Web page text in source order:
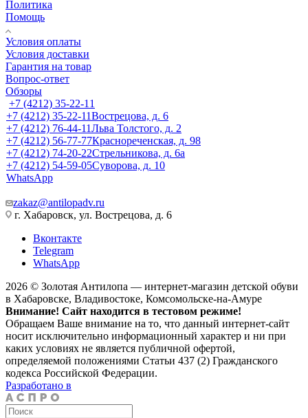
Политика
Помощь
Условия оплаты
Условия доставки
Гарантия на товар
Вопрос-ответ
Обзоры
+7 (4212) 35-22-11
+7 (4212) 35-22-11Вострецова, д. 6
+7 (4212) 76-44-11Льва Толстого, д. 2
+7 (4212) 56-77-77Краснореченская, д. 98
+7 (4212) 74-20-22Стрельникова, д. 6а
+7 (4212) 54-59-05Суворова, д. 10
WhatsApp
zakaz@antilopadv.ru
г. Хабаровск, ул. Вострецова, д. 6
Вконтакте
Telegram
WhatsApp
2026 © Золотая Антилопа — интернет-магазин детской обуви
в Хабаровске, Владивостоке, Комсомольске-на-Амуре
Внимание! Сайт находится в тестовом режиме!
Обращаем Ваше внимание на то, что данный интернет-сайт
носит исключительно информационный характер и ни при
каких условиях не является публичной офертой,
определяемой положениями Статьи 437 (2) Гражданского
кодекса Российской Федерации.
Разработано в